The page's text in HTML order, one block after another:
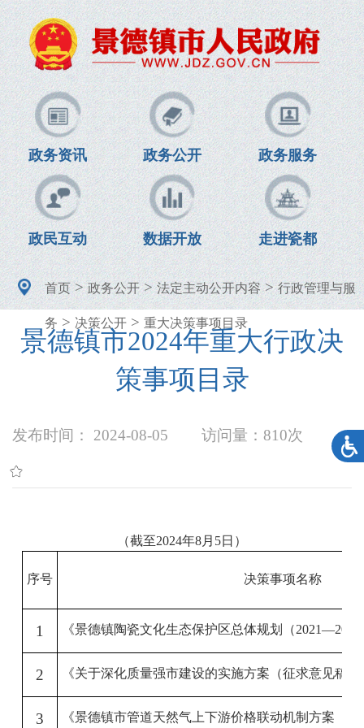
政务资讯 政务公开 政务服务
政民互动 数据开放 走进瓷都
首页>政务公开>法定主动公开内容>行政管理与服
务 > 决策公开> 重大决策事项目录
景德镇市2024年重大行政决
策事项目录
发布时间： 2024-08-05 访问量： 810次
（截至2024年8月 5日）
序号 决策事项名称
1 《景德镇陶瓷文化生态保护区总体规划（2021—2035
2 《关于深化质量强市建设的实施方案（征求意见稿）
3 《景德镇市管道天然气上下游价格联动机制方案（